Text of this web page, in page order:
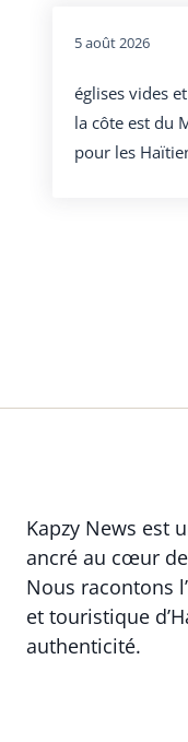
5 août 2026
églises vides
la côte est du
pour les
Kapzy News est
ancré au cœur
Nous racontons
et touristique
authenticité.